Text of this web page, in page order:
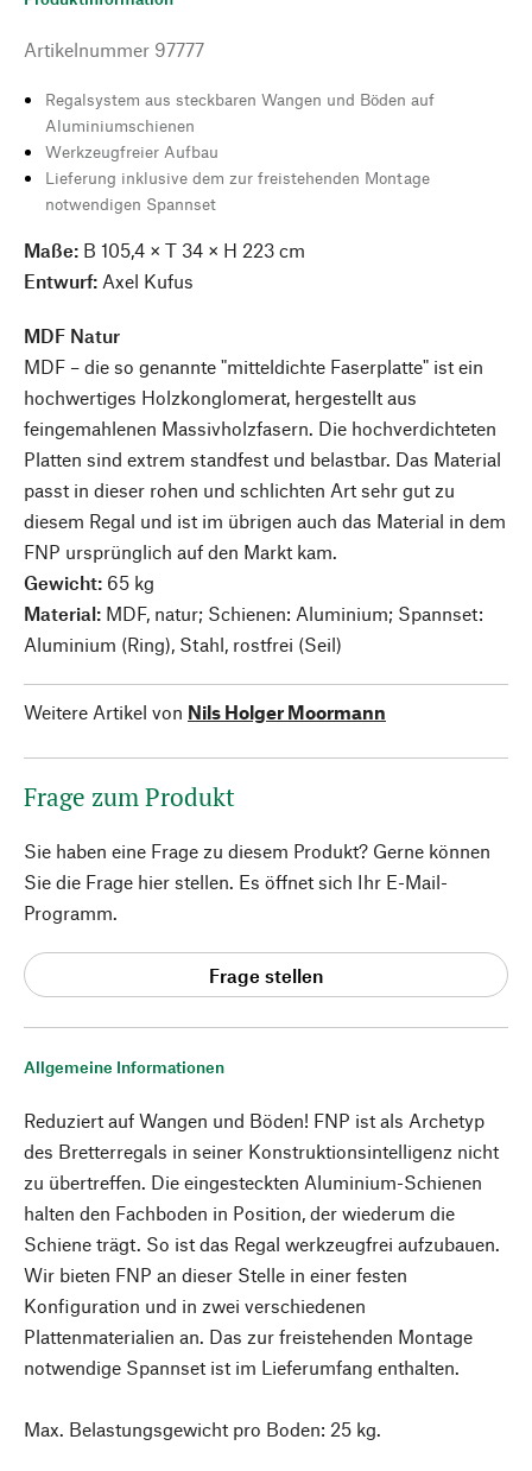
Allgemeine Informationen
Reduziert auf Wangen und Böden! FNP ist als Archetyp
des Bretterregals in seiner Konstruktionsintelligenz nicht
zu übertreffen. Die eingesteckten Aluminium-Schienen
halten den Fachboden in Position, der wiederum die
Schiene trägt. So ist das Regal werkzeugfrei aufzubauen.
Wir bieten FNP an dieser Stelle in einer festen
Konfiguration und in zwei verschiedenen
Plattenmaterialien an. Das zur freistehenden Montage
notwendige Spannset ist im Lieferumfang enthalten.
Max. Belastungsgewicht pro Boden: 25 kg.
Artikelnummer 97777
Regalsystem aus steckbaren Wangen und Böden auf
Aluminiumschienen
Werkzeugfreier Aufbau
Lieferung inklusive dem zur freistehenden Montage
notwendigen Spannset
Maße: B 105,4 × T 34 × H 223 cm
Entwurf: Axel Kufus
MDF Natur
MDF – die so genannte "mitteldichte Faserplatte" ist ein
hochwertiges Holzkonglomerat, hergestellt aus
feingemahlenen Massivholzfasern. Die hochverdichteten
Platten sind extrem standfest und belastbar. Das Material
passt in dieser rohen und schlichten Art sehr gut zu
diesem Regal und ist im übrigen auch das Material in dem
FNP ursprünglich auf den Markt kam.
Gewicht: 65 kg
Material: MDF, natur; Schienen: Aluminium; Spannset:
Aluminium (Ring), Stahl, rostfrei (Seil)
Weitere Artikel von Nils Holger Moormann
Frage zum Produkt
Sie haben eine Frage zu diesem Produkt? Gerne können
Sie die Frage hier stellen. Es öffnet sich Ihr E-Mail-
Programm.
Frage stellen